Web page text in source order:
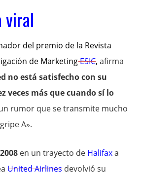
viral
del premio de la Revista
de MarketingESIC, afirma
no está satisfecho con su
veces más que cuando sí lo
rumor que se transmite mucho
A».
en un trayecto de Halifaxa
United Airlinesdevolvió su